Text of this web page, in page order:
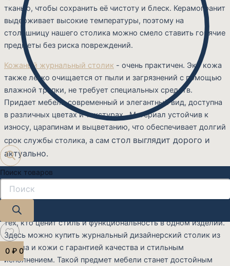
Поиск товаров
0 ₽ 0
тканью, чтобы сохранить её чистоту и блеск. Керамогранит
выдерживает высокие температуры, поэтому на
столешницу нашего столика можно смело ставить горячие
предметы без риска повреждений.
Кожаный журнальный столик - очень практичен. Эко кожа
также легко очищается от пыли и загрязнений с помощью
влажной тряпки, не требует специальных средств.
Придает мебели современный и элегантный вид, доступна
в различных цветах и текстурах. Материал устойчив к
износу, царапинам и выцветанию, что обеспечивает долгий
срок службы столика, а сам стол выглядит дорого и
актуально.
Журнальный столик из керамогранита и кожи для
поклонников кожаной мебели можно купить в "Катарсис
Мебель": у нассовременные двойные столикис
доставкой и гарантией качества. Это отличный выбор для
тех, кто ценит стиль и функциональность в одном изделии.
Здесь можно купить журнальный дизайнерский столик из
стекла и кожи с гарантией качества и стильным
исполнением. Такой предмет мебели станет достойным